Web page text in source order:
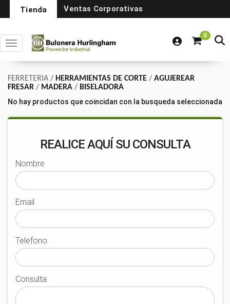
Tienda Ventas Corporativas
0
Toggle navigation
FERRETERIA / HERRAMIENTAS DE CORTE / AGUJEREAR
FRESAR / MADERA / BISELADORA
No hay productos que coincidan con la busqueda seleccionada
REALICE AQUÍ SU CONSULTA
Nombre
Email
Telefono
Consulta